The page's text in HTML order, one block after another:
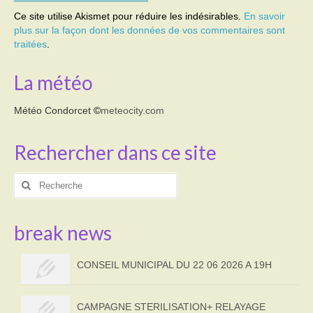
Ce site utilise Akismet pour réduire les indésirables. En savoir
plus sur la façon dont les données de vos commentaires sont
traitées
La météo
Météo Condorcet ©meteocity.com
Rechercher dans ce site
Rechercher
break news
CONSEIL MUNICIPAL DU 22 06 2026 A 19H
CAMPAGNE STERILISATION+ RELAYAGE